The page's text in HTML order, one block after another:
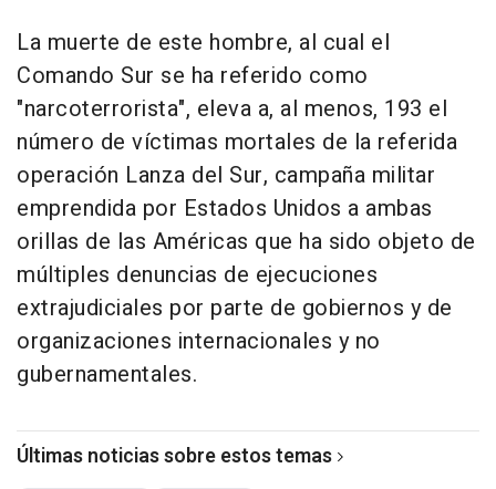
La muerte de este hombre, al cual el
Comando Sur se ha referido como
"narcoterrorista", eleva a, al menos, 193 el
número de víctimas mortales de la referida
operación Lanza del Sur, campaña militar
emprendida por Estados Unidos a ambas
orillas de las Américas que ha sido objeto de
múltiples denuncias de ejecuciones
extrajudiciales por parte de gobiernos y de
organizaciones internacionales y no
gubernamentales.
Últimas noticias sobre estos temas